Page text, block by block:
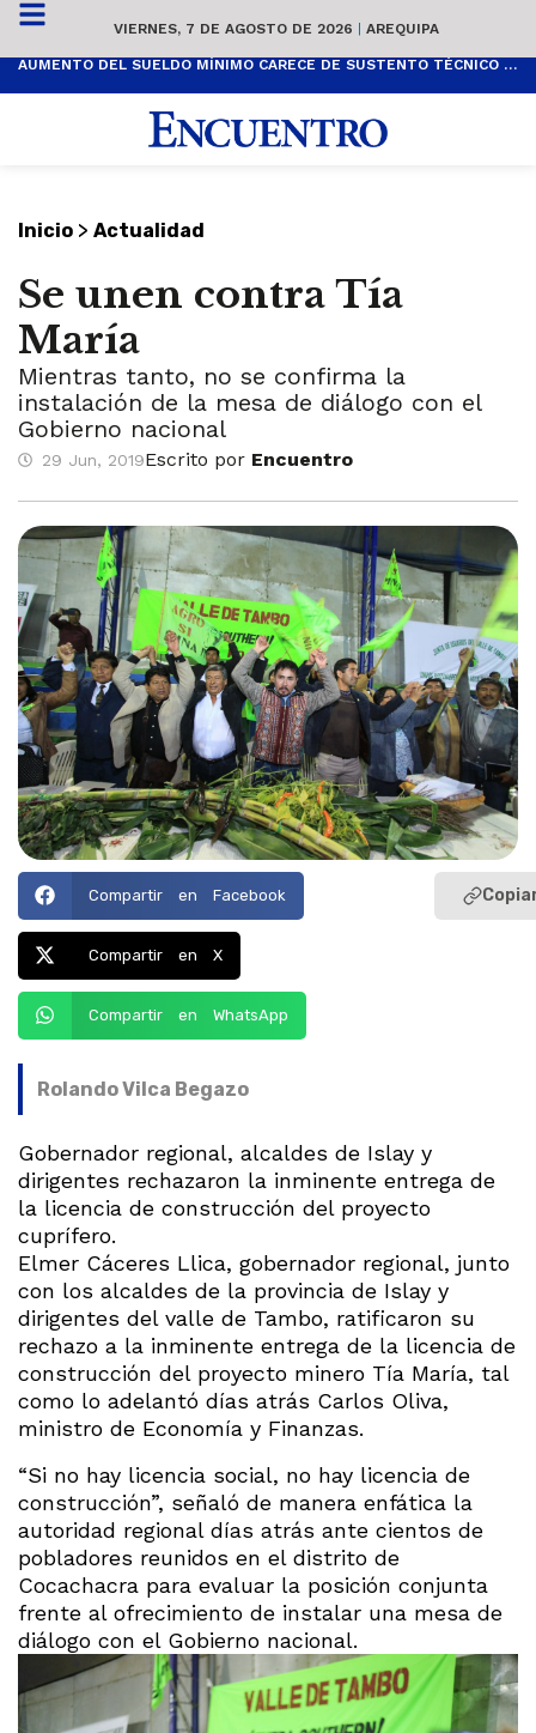
VIERNES, 7 DE AGOSTO DE 2026 | AREQUIPA
AUMENTO DEL SUELDO MÍNIMO CARECE DE SUSTENTO TÉCNICO Y ES POPULISTA
Inicio > Actualidad
Se unen contra Tía
María
Mientras tanto, no se confirma la
instalación de la mesa de diálogo con el
Gobierno nacional
29 Jun, 2019Escrito por Encuentro
Compartir en Facebook
Compartir en X
Compartir en WhatsApp
Rolando Vilca Begazo
Gobernador regional, alcaldes de Islay y
dirigentes rechazaron la inminente entrega de
la licencia de construcción del proyecto
cuprífero.
Elmer Cáceres Llica, gobernador regional, junto
con los alcaldes de la provincia de Islay y
dirigentes del valle de Tambo, ratificaron su
rechazo a la inminente entrega de la licencia de
construcción del proyecto minero Tía María, tal
como lo adelantó días atrás Carlos Oliva,
ministro de Economía y Finanzas.
“Si no hay licencia social, no hay licencia de
construcción”, señaló de manera enfática la
autoridad regional días atrás ante cientos de
pobladores reunidos en el distrito de
Cocachacra para evaluar la posición conjunta
frente al ofrecimiento de instalar una mesa de
diálogo con el Gobierno nacional.